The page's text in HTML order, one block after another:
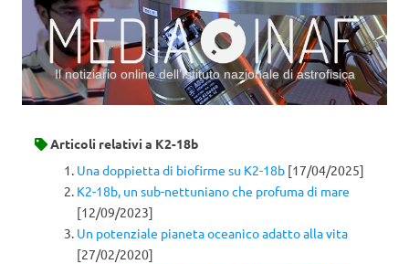
Il notiziario online dell’Istituto nazionale di astrofisica
Articoli relativi a K2-18b
Una doppietta di biofirme su K2-18b [17/04/2025]
K2-18b, un sub-nettuniano che profuma di mare
[12/09/2023]
Un potenziale pianeta oceanico adatto alla vita
[27/02/2020]